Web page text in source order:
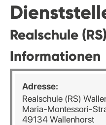
Realschule
Informationen
Adresse:
Realschule (RS)
Maria-Montessori-
49134 Wallenhorst